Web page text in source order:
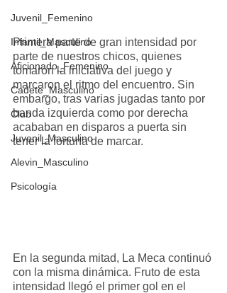
Juvenil_Femenino
Infantil_Masculino
Aficionado_Femenino
Cadete_Masculino
Club
Juvenil_Masculino
Alevin_Masculino
Psicología
Primera parte de gran intensidad por
parte de nuestros chicos, quienes
tomaron la iniciativa del juego y
marcaron el ritmo del encuentro. Sin
embargo, tras varias jugadas tanto por
banda izquierda como por derecha
acababan en disparos a puerta sin
tener la fortuna de marcar.
En la segunda mitad, La Meca continuó
con la misma dinámica. Fruto de esta
intensidad llegó el primer gol en el